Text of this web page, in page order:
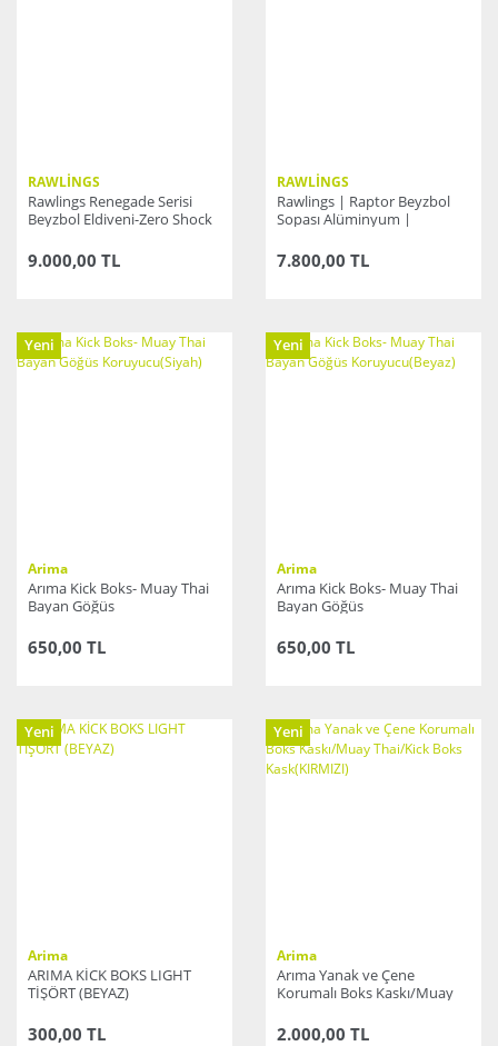
RAWLİNGS
Rawlings Renegade Serisi
Beyzbol Eldiveni-Zero Shock
9.000,00 TL
RAWLİNGS
Rawlings | Raptor Beyzbol
Sopası Alüminyum |
7.800,00 TL
Yeni
Arima
Arıma Kick Boks- Muay Thai
Bayan Göğüs
650,00 TL
Yeni
Arima
Arıma Kick Boks- Muay Thai
Bayan Göğüs
650,00 TL
Yeni
Arima
ARIMA KİCK BOKS LIGHT
TİŞÖRT (BEYAZ)
300,00 TL
Yeni
Arima
Arıma Yanak ve Çene
Korumalı Boks Kaskı/Muay
2.000,00 TL